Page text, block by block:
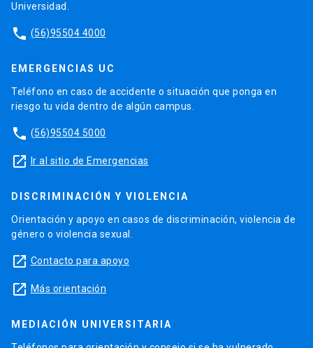
Universidad.
phone (56)95504 4000
EMERGENCIAS UC
Teléfono en caso de accidente o situación que ponga en
riesgo tu vida dentro de algún campus.
phone (56)95504 5000
launch Ir al sitio de Emergencias
DISCRIMINACIÓN Y VIOLENCIA
Orientación y apoyo en casos de discriminación, violencia de
género o violencia sexual.
launch Contacto para apoyo
launch Más orientación
MEDIACIÓN UNIVERSITARIA